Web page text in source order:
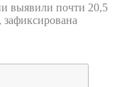
выявили почти 20,5
зафиксирована